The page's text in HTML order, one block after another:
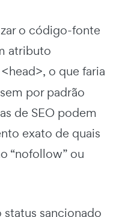
o código-fonte
atributo
o que faria
por padrão
de SEO podem
exato de quais
“nofollow” ou
status sancionado